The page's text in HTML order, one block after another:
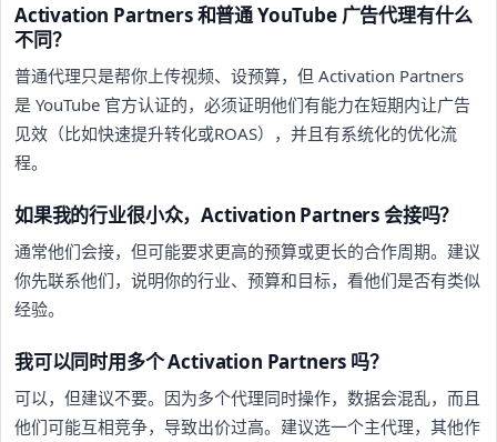
Activation Partners 和普通 YouTube 广告代理有什么
不同？
普通代理只是帮你上传视频、设预算，但 Activation Partners
是 YouTube 官方认证的，必须证明他们有能力在短期内让广告
见效（比如快速提升转化或ROAS），并且有系统化的优化流
程。
如果我的行业很小众，Activation Partners 会接吗？
通常他们会接，但可能要求更高的预算或更长的合作周期。建议
你先联系他们，说明你的行业、预算和目标，看他们是否有类似
经验。
我可以同时用多个 Activation Partners 吗？
可以，但建议不要。因为多个代理同时操作，数据会混乱，而且
他们可能互相竞争，导致出价过高。建议选一个主代理，其他作